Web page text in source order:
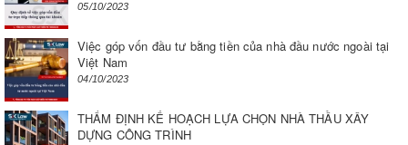
05/10/2023
Việc góp vốn đầu tư bằng tiền của nhà đầu nước ngoài tại
Việt Nam
04/10/2023
THẨM ĐỊNH KẾ HOẠCH LỰA CHỌN NHÀ THẦU XÂY
DỰNG CÔNG TRÌNH